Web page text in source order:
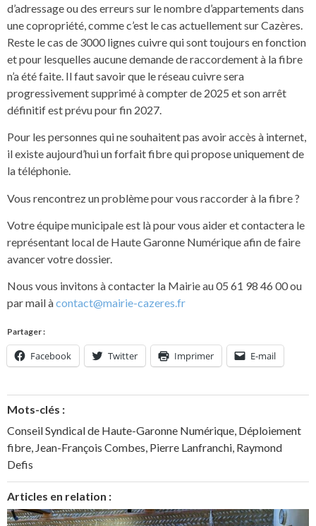
d’adressage ou des erreurs sur le nombre d’appartements dans
une copropriété, comme c’est le cas actuellement sur Cazères.
Reste le cas de 3000 lignes cuivre qui sont toujours en fonction
et pour lesquelles aucune demande de raccordement à la fibre
n’a été faite. Il faut savoir que le réseau cuivre sera
progressivement supprimé à compter de 2025 et son arrêt
définitif est prévu pour fin 2027.
Pour les personnes qui ne souhaitent pas avoir accès à internet,
il existe aujourd’hui un forfait fibre qui propose uniquement de
la téléphonie.
Vous rencontrez un problème pour vous raccorder à la fibre ?
Votre équipe municipale est là pour vous aider et contactera le
représentant local de Haute Garonne Numérique afin de faire
avancer votre dossier.
Nous vous invitons à contacter la Mairie au 05 61 98 46 00 ou
par mail àcontact@mairie-cazeres.fr
Partager :
Facebook Twitter Imprimer E-mail
Mots-clés :
Conseil Syndical de Haute-Garonne Numérique Déploiement
fibre Jean-François Combes Pierre Lanfranchi Raymond
Defis
Articles en relation :